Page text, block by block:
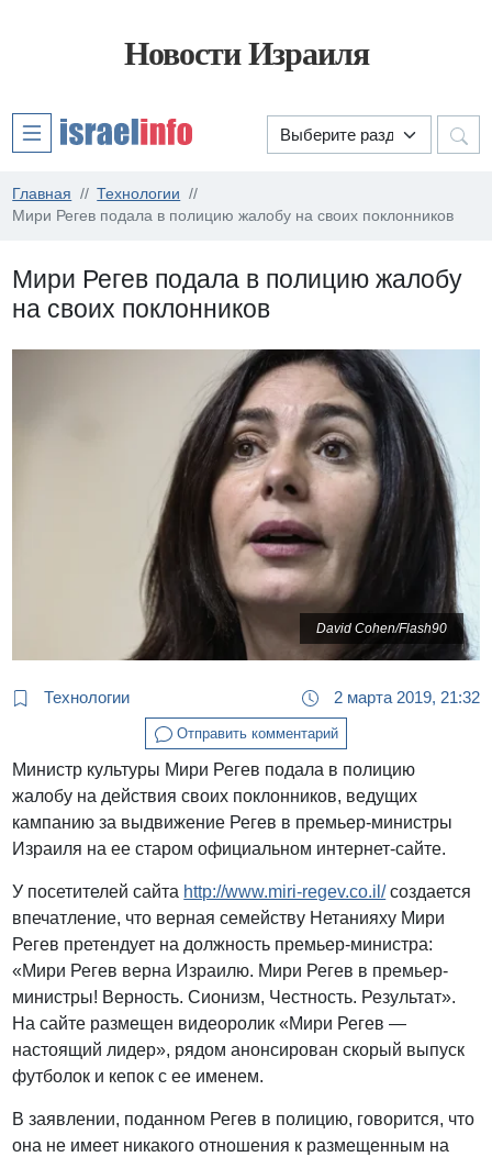
Новости Израиля
Главная
Технологии
Мири Регев подала в полицию жалобу на своих поклонников
Мири Регев подала в полицию жалобу
на своих поклонников
David Cohen/Flash90
Технологии 2 марта 2019, 21:32
Отправить комментарий
Министр культуры Мири Регев подала в полицию
жалобу на действия своих поклонников, ведущих
кампанию за выдвижение Регев в премьер-министры
Израиля на ее старом официальном интернет-сайте.
У посетителей сайта http://www.miri-regev.co.il/создается
впечатление, что верная семейству Нетанияху Мири
Регев претендует на должность премьер-министра:
«Мири Регев верна Израилю. Мири Регев в премьер-
министры! Верность. Сионизм, Честность. Результат».
На сайте размещен видеоролик «Мири Регев —
настоящий лидер», рядом анонсирован скорый выпуск
футболок и кепок с ее именем.
В заявлении, поданном Регев в полицию, говорится, что
она не имеет никакого отношения к размещенным на